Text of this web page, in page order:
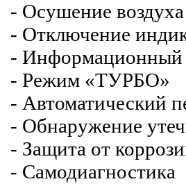
- Осушение воздуха
- Отключение
- Информационный
- Режим «ТУРБО»
- Автоматический
- Обнаружение
- Защита от
- Самодиагностика